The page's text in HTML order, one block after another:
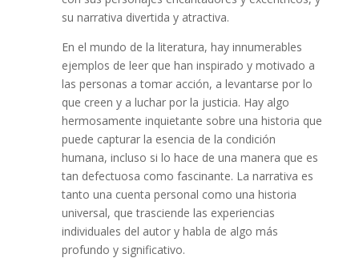
su narrativa divertida y atractiva.
En el mundo de la literatura, hay innumerables
ejemplos de leer que han inspirado y motivado a
las personas a tomar acción, a levantarse por lo
que creen y a luchar por la justicia. Hay algo
hermosamente inquietante sobre una historia que
puede capturar la esencia de la condición
humana, incluso si lo hace de una manera que es
tan defectuosa como fascinante. La narrativa es
tanto una cuenta personal como una historia
universal, que trasciende las experiencias
individuales del autor y habla de algo más
profundo y significativo.